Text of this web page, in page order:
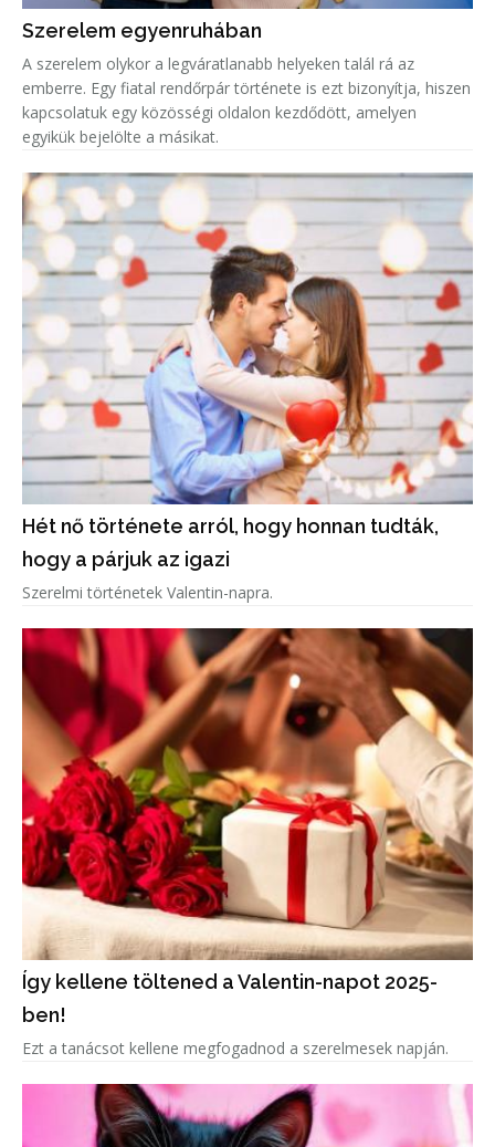
Szerelem egyenruhában
A szerelem olykor a legváratlanabb helyeken talál rá az
emberre. Egy fiatal rendőrpár története is ezt bizonyítja, hiszen
kapcsolatuk egy közösségi oldalon kezdődött, amelyen
egyikük bejelölte a másikat.
Hét nő története arról, hogy honnan tudták,
hogy a párjuk az igazi
Szerelmi történetek Valentin-napra.
Így kellene töltened a Valentin-napot 2025-
ben!
Ezt a tanácsot kellene megfogadnod a szerelmesek napján.